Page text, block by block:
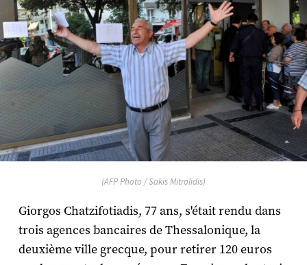
(AFP Photo / Sakis Mitrolidis)
Giorgos Chatzifotiadis, 77 ans, s'était rendu dans
trois agences bancaires de Thessalonique, la
deuxième ville grecque, pour retirer 120 euros